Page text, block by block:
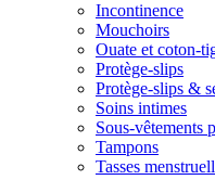
Incontinence
Mouchoirs
Ouate et coton-
Protège-slips
Protège-slips &
Soins intimes
Sous-vêtements
Tampons
Tasses